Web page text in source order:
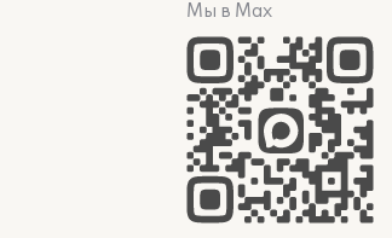
Мы в Max